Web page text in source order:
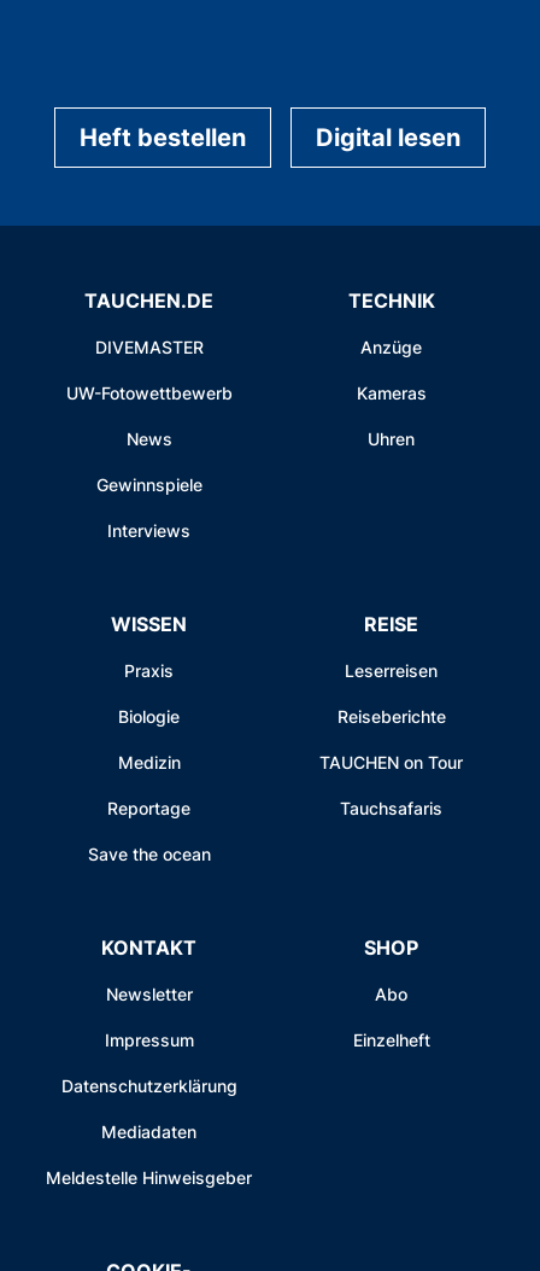
Heft bestellen Digital lesen
TAUCHEN.DE
DIVEMASTER
UW-Fotowettbewerb
News
Gewinnspiele
Interviews
TECHNIK
Anzüge
Kameras
Uhren
WISSEN
Praxis
Biologie
Medizin
Reportage
Save the ocean
REISE
Leserreisen
Reiseberichte
TAUCHEN on Tour
Tauchsafaris
KONTAKT
Newsletter
Impressum
Datenschutzerklärung
Mediadaten
Meldestelle Hinweisgeber
SHOP
Abo
Einzelheft